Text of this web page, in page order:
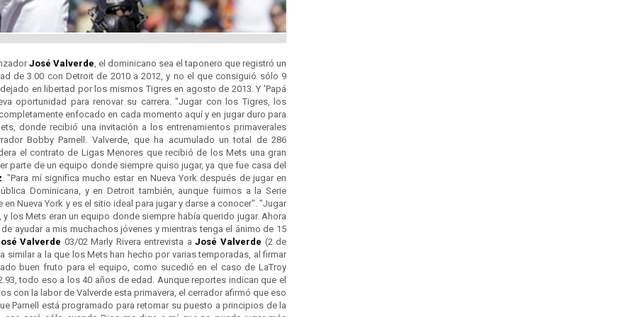
José Valverde , el dominicano sea el taponero que registró un
de 3.00 con Detroit de 2010 a 2012, y no el que consiguió sólo 9
en libertad por los mismos Tigres en agosto de 2013. Y 'Papá
oportunidad para renovar su carrera. "Jugar con los Tigres, los
enfocado en cada momento aquí y en jugar duro para
donde recibió una invitación a los entrenamientos primaverales
Bobby Parnell. Valverde, que ha acumulado un total de 286
el contrato de Ligas Menores que recibió de los Mets una gran
parte de un equipo donde siempre quiso jugar, ya que fue casa del
. "Para mí significa mucho estar en Nueva York después de jugar en
Dominicana, y en Detroit también, aunque fuimos a la Serie
Nueva York y es el sitio ideal para jugar y darse a conocer". "Jugar
los Mets eran un equipo donde siempre había querido jugar. Ahora
ayudar a mis muchachos jóvenes y mientras tenga el ánimo de 15
Valverde 03/02 Marly Rivera entrevista aJosé Valverde (2 de
similar a la que los Mets han hecho por varias temporadas, al firmar
buen fruto para el equipo, como sucedió en el caso de LaTroy
todo eso a los 40 años de edad. Aunque reportes indican que el
con la labor de Valverde esta primavera, el cerrador afirmó que eso
Parnell está programado para retomar su puesto a principios de la